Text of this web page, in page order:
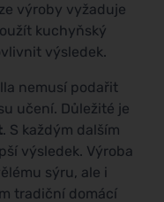
výroby vyžaduje
kuchyňský
výsledek.
nemusí podařit
učení. Důležité je
. S každým dalším
výsledek. Výroba
sýru, ale i
tradiční domácí